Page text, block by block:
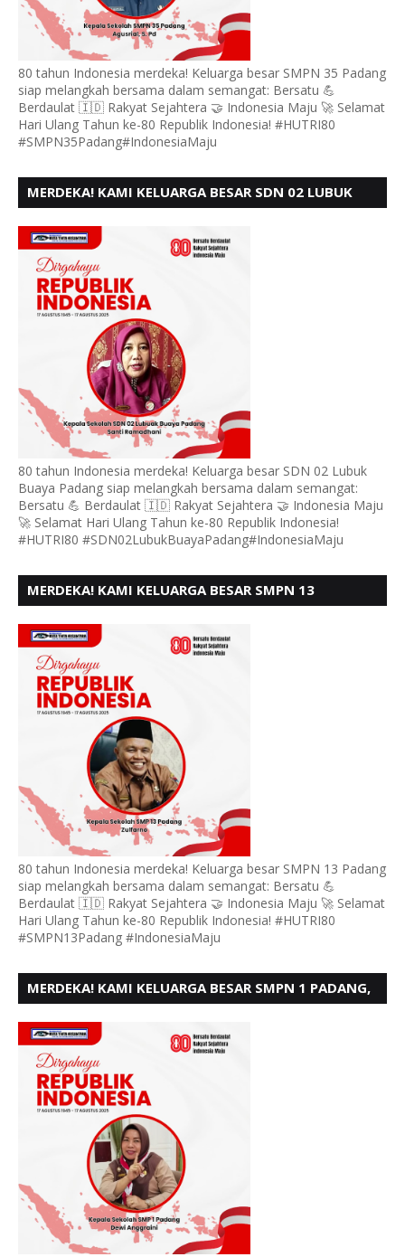
80 tahun Indonesia merdeka! Keluarga besar SMPN 35 Padang
siap melangkah bersama dalam semangat: Bersatu 💪
Berdaulat 🇮🇩 Rakyat Sejahtera 🤝 Indonesia Maju 🚀 Selamat
Hari Ulang Tahun ke-80 Republik Indonesia! #HUTRI80
#SMPN35Padang#IndonesiaMaju
MERDEKA! KAMI KELUARGA BESAR SDN 02 LUBUK
HUT RI KE - 80,
80 tahun Indonesia merdeka! Keluarga besar SDN 02 Lubuk
Buaya Padang siap melangkah bersama dalam semangat:
Bersatu 💪 Berdaulat 🇮🇩 Rakyat Sejahtera 🤝 Indonesia Maju
🚀 Selamat Hari Ulang Tahun ke-80 Republik Indonesia!
#HUTRI80 #SDN02LubukBuayaPadang#IndonesiaMaju
MERDEKA! KAMI KELUARGA BESAR SMPN 13
80 tahun Indonesia merdeka! Keluarga besar SMPN 13 Padang
siap melangkah bersama dalam semangat: Bersatu 💪
Berdaulat 🇮🇩 Rakyat Sejahtera 🤝 Indonesia Maju 🚀 Selamat
Hari Ulang Tahun ke-80 Republik Indonesia! #HUTRI80
#SMPN13Padang #IndonesiaMaju
MERDEKA! KAMI KELUARGA BESAR SMPN 1 PADANG,